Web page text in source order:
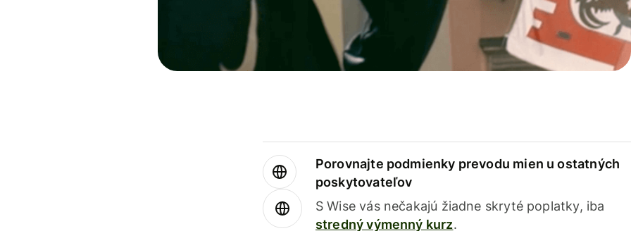
Porovnajte podmienky prevodu mien u ostatných
poskytovateľov
S Wise vás nečakajú žiadne skryté poplatky, iba
stredný výmenný kurz.